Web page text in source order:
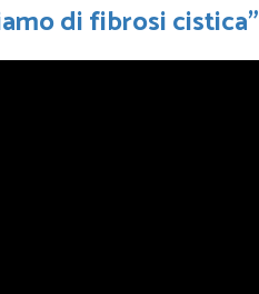
di fibrosi cistica”